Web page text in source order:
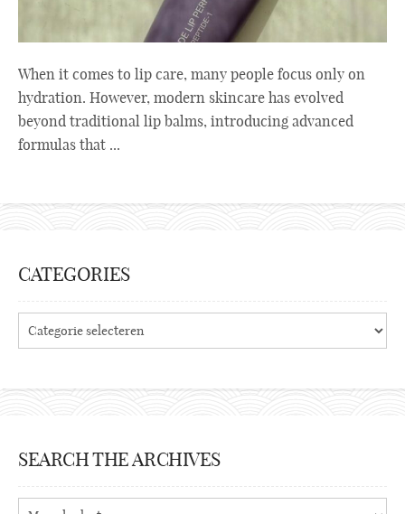
When it comes to lip care, many people focus only on
hydration. However, modern skincare has evolved
beyond traditional lip balms, introducing advanced
formulas that ...
CATEGORIES
SEARCH THE ARCHIVES